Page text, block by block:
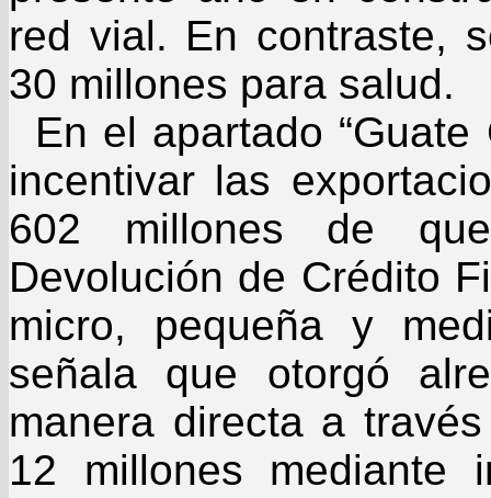
red vial. En contraste,
30 millones para salud.
En el apartado
incentivar las
602 millones de
Devolución de Crédito
micro, pequeña y
señala que otorgó
manera directa a
12 millones mediante